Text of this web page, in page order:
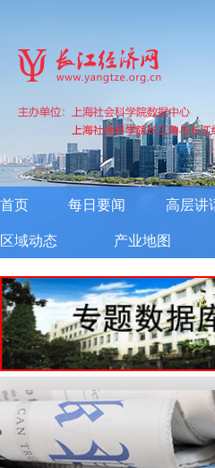
首页 每日要闻 高层讲
区域动态 产业地图